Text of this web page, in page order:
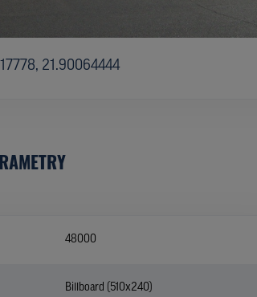
21.90064444
48000
Billboard (510x240)